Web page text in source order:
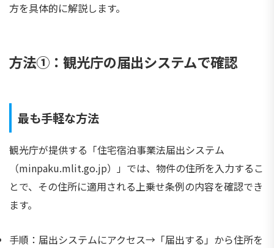
方を具体的に解説します。
方法①：観光庁の届出システムで確認
最も手軽な方法
観光庁が提供する「住宅宿泊事業法届出システム
（minpaku.mlit.go.jp）」では、物件の住所を入力するこ
とで、その住所に適用される上乗せ条例の内容を確認でき
ます。
手順：届出システムにアクセス→「届出する」から住所を